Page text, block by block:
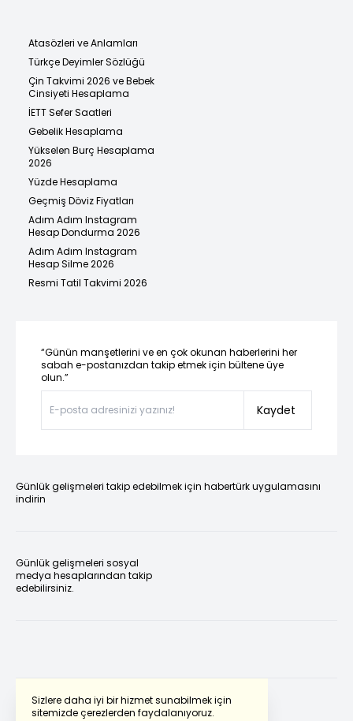
Sizlere daha iyi bir hizmet sunabilmek için
sitemizde çerezlerden faydalanıyoruz.
Atasözleri ve Anlamları
Türkçe Deyimler Sözlüğü
Çin Takvimi 2026 ve Bebek
Cinsiyeti Hesaplama
İETT Sefer Saatleri
Gebelik Hesaplama
Yükselen Burç Hesaplama
2026
Yüzde Hesaplama
Geçmiş Döviz Fiyatları
Adım Adım Instagram
Hesap Dondurma 2026
Adım Adım Instagram
Hesap Silme 2026
Resmi Tatil Takvimi 2026
“Günün manşetlerini ve en çok okunan haberlerini her
sabah e-postanızdan takip etmek için bültene üye
olun.”
Kaydet
Günlük gelişmeleri takip edebilmek için habertürk uygulamasını
indirin
Günlük gelişmeleri sosyal
medya hesaplarından takip
edebilirsiniz.